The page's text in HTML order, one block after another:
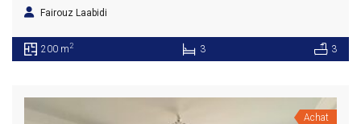
Fairouz Laabidi
200 m2 3 3
Achat